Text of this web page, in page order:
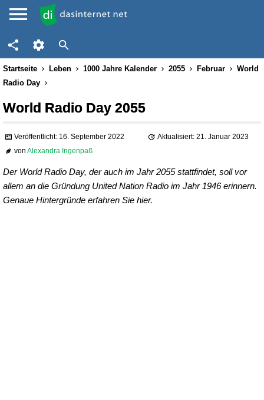
Startseite Leben 1000 Jahre Kalender 2055 Februar
World
Radio Day
World Radio Day 2055
Veröffentlicht: 16. September 2022
Aktualisiert: 21. Januar 2023
vonAlexandra Ingenpaß
Der World Radio Day, der auch im Jahr 2055 stattfindet, soll vor
allem an die Gründung United Nation Radio im Jahr 1946 erinnern.
Genaue Hintergründe erfahren Sie hier.